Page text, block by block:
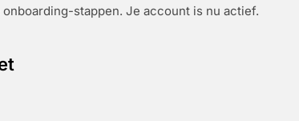
stappen. Je account is nu actief.